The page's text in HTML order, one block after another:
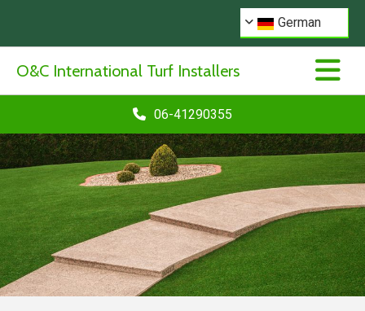
German
O&C International Turf Installers
06-41290355